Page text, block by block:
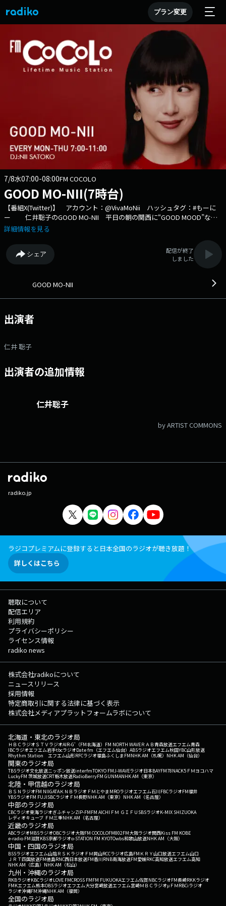
プラン変更
7/8水07:00-08:00FM COCOLO
GOOD MO-NII(7時台)
【番組X(Twitter)】 アカウント：@VivaMoNii ハッシュタグ：#もーに
ー 仁井聡子のGOOD MO-NII 平日の朝の関西に“GOOD MOOD”な音
楽とエナジーをお届け！ 朝日とごはんと仁井聡子◎きっと朝が好きにな
曜日！世界の楽しいニュースをピックアップ♪ 《9時台》 ▼ 週の
真ん中調査隊！ 仁井聡子が今、気になることをリスナーのアナタと調
査！ 《10時台》 ▼ にいにい自宅MIX'にいミ'のコーナ
●facebookページ ●twitterハッシュタグ「#fmcocolo765」
詳細情報を見る
シェア
配信が終了
しました
GOOD MO-NII
出演者
仁井 聡子
出演者の追加情報
仁井聡子
by ARTIST COMMONS
radiko.jp
ラジコプレミアムに登録すると日本全国のラジオが聴き放題！
詳しくはこちら
聴取について
配信エリア
利用規約
プライバシーポリシー
ライセンス情報
radiko news
株式会社radikoについて
ニュースリリース
採用情報
特定商取引に関する法律に基づく表示
株式会社メディアプラットフォームラボについて
北海道・東北のラジオ局
ＨＢＣラジオＳＴＶラジオAIR-G'（FM北海道） FM NORTH WAVEＲＡＢ青森放送エフエム青森
IBCラジオエフエム岩手tbcラジオDate fm（エフエム仙台） ABSラジオエフエム秋田YBC山形放送
Rhythm Station エフエム山形RFCラジオ福島ふくしまFMNHK AM（札幌） NHK AM（仙台）
関東のラジオ局
TBSラジオ文化放送ニッポン放送interfmTOKYO FMJ-WAVEラジオ日本BAYFM78NACK5 ＦＭヨコハマ
LuckyFM 茨城放送CRT栃木放送RadioBerryFM GUNMANHK AM（東京）
北陸・甲信越のラジオ局
ＢＳＮラジオFM NIIGATAＫＮＢラジオ ＦＭとやまMROラジオエフエム石川FBCラジオFM福井
YBSラジオFM FUJISBCラジオ ＦＭ長野NHK AM（東京） NHK AM（名古屋）
中部のラジオ局
CBCラジオ東海ラジオぎふチャンZIP-FMFM AICHI ＦＭ ＧＩＦＵ SBSラジオK-MIX SHIZUOKA
レディオキューブ ＦＭ三重NHK AM（名古屋）
近畿のラジオ局
ABCラジオMBSラジオOBCラジオ大阪FM COCOLOFM802FM大阪ラジオ関西Kiss FM KOBE
e-radio FM滋賀KBS京都ラジオα-STATION FM KYOTOwbs和歌山放送NHK AM（大阪）
中国・四国のラジオ局
BSSラジオエフエム山陰ＲＳＫラジオ ＦＭ岡山RCCラジオ広島FM ＫＲＹ山口放送エフエム山口
ＪＲＴ四国放送FM徳島RNC西日本放送FM香川RNB南海放送FM愛媛RKC高知放送エフエム高知
NHK AM（広島） NHK AM（松山）
九州・沖縄のラジオ局
RKBラジオKBCラジオLOVE FMCROSS FMFM FUKUOKAエフエム佐賀NBCラジオFM長崎RKKラジオ
FMKエフエム熊本OBSラジオエフエム大分宮崎放送エフエム宮崎ＭＢＣラジオμＦＭRBCiラジオ
ラジオ沖縄FM沖縄NHK AM（福岡）
全国のラジオ局